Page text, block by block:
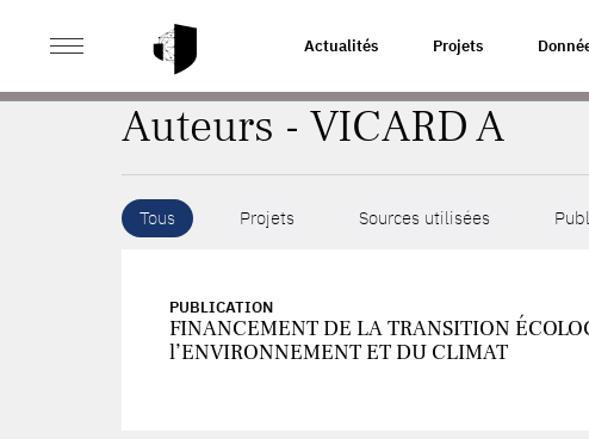
Actualités Projets
ACCUEIL
Auteurs - VICARD A
Tous Projets Sources utilisées
PUBLICATION
FINANCEMENT DE LA TRANSITION
l’ENVIRONNEMENT ET DU CLIMAT